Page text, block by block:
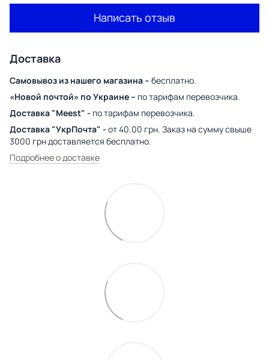
Написать отзыв
Доставка
Самовывоз из нашего магазина – бесплатно.
«Новой почтой» по Украине – по тарифам перевозчика.
Доставка "Meest" - по тарифам перевозчика.
Доставка "УкрПочта" - от 40.00 грн. Заказ на сумму свыше
3000 грн доставляется бесплатно.
Подробнее о доставке